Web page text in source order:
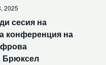
сесия на
конференция на
Брюксел
2025